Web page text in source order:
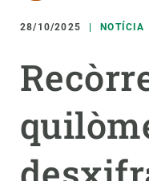
28/10/2025 NOTÍCIA
menu
RECERCA
CIÈNCIA EN ACCIÓ